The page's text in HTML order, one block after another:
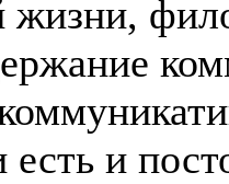
жизни,
есть и